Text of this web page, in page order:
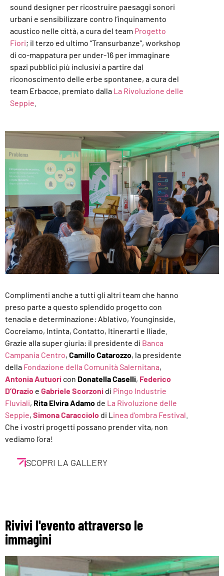
sound designer per ricostruire paesaggi sonori
urbani e sensibilizzare contro l’inquinamento
acustico nelle città, a cura del team Progetto
Fiori; il terzo ed ultimo “Transurbanze”, workshop
di co-mappatura per under-16 per immaginare
spazi pubblici più inclusivi a partire dal
riconoscimento delle erbe spontanee, a cura del
team Erbacce, premiato dalla La Rivoluzione delle
Seppie
Complimenti anche a tutti gli altri team che hanno
preso parte a questo splendido progetto con
tenacia e determinazione: Ablativo, Younginsìde,
Cocreiamo, Intinta, Contatto, Itinerarti e Iliade.
Grazie alla super giuria: il presidente di Banca
Campania Centro, Camillo Catarozzo, la presidente
della Fondazione della Comunità Salernitana,
Antonia Autuori con Donatella Caselli, Federico
D’Orazio e Gabriele Scorzoni di Pingo Industrie
Fluviali, Rita Elvira Adamo de La Rivoluzione delle
Seppie, Simona Caracciolo di L inea d’ombra Festival
Che i vostri progetti possano prender vita, non
vediamo l’ora!
SCOPRI LA GALLERY
Rivivi l'evento attraverso le
immagini